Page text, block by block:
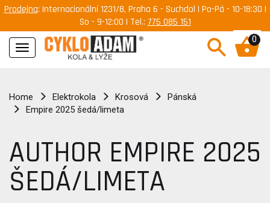
Prodejna: Internacionální 1231/8, Praha 6 - Suchdol | Po-Pá - 10-18:30 |
So - 9-12:00 | Tel.: 775 085 151
Navigace
0
Home Elektrokola Krosová
Pánská
Empire 2025 šedá/limeta
AUTHOR EMPIRE 2025
ŠEDÁ/LIMETA